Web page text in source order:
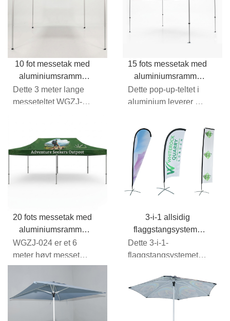
10 fot messetak med
aluminiumsramme
WGZJ-022
Dette 3 meter lange
messeteltet WGZJ-
forhold til standard...
15 fots messetak med
aluminiumsramme
WGZJ-023
Dette pop-up-teltet i
aluminium leverer et
messetelt...
20 fots messetak med
aluminiumsramme
WGZJ-024
WGZJ-024 er et 6
meter høyt messetelt
konstruert for
maksimal dekning
med ...
3-i-1 allsidig
flaggstangsystem i
glassfiber
Dette 3-i-1-
flaggstangsystemet i
veksle mellom fjær,
te...